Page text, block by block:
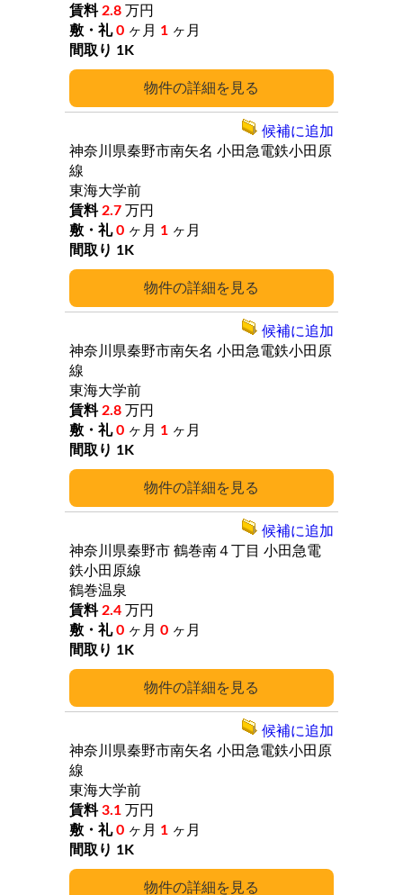
詳細
2.8 万円
0 ヶ月 1 ヶ月
1K
詳細
神奈川県秦野市南矢名 小田急電鉄小田原
線
東海大学前
2.7 万円
0 ヶ月 1 ヶ月
1K
候補に追加
詳細
神奈川県秦野市南矢名 小田急電鉄小田原
線
東海大学前
2.8 万円
0 ヶ月 1 ヶ月
1K
候補に追加
詳細
神奈川県秦野市 鶴巻南４丁目 小田急電
鉄小田原線
鶴巻温泉
2.4 万円
0 ヶ月 0 ヶ月
1K
候補に追加
詳細
神奈川県秦野市南矢名 小田急電鉄小田原
線
東海大学前
3.1 万円
0 ヶ月 1 ヶ月
1K
候補に追加